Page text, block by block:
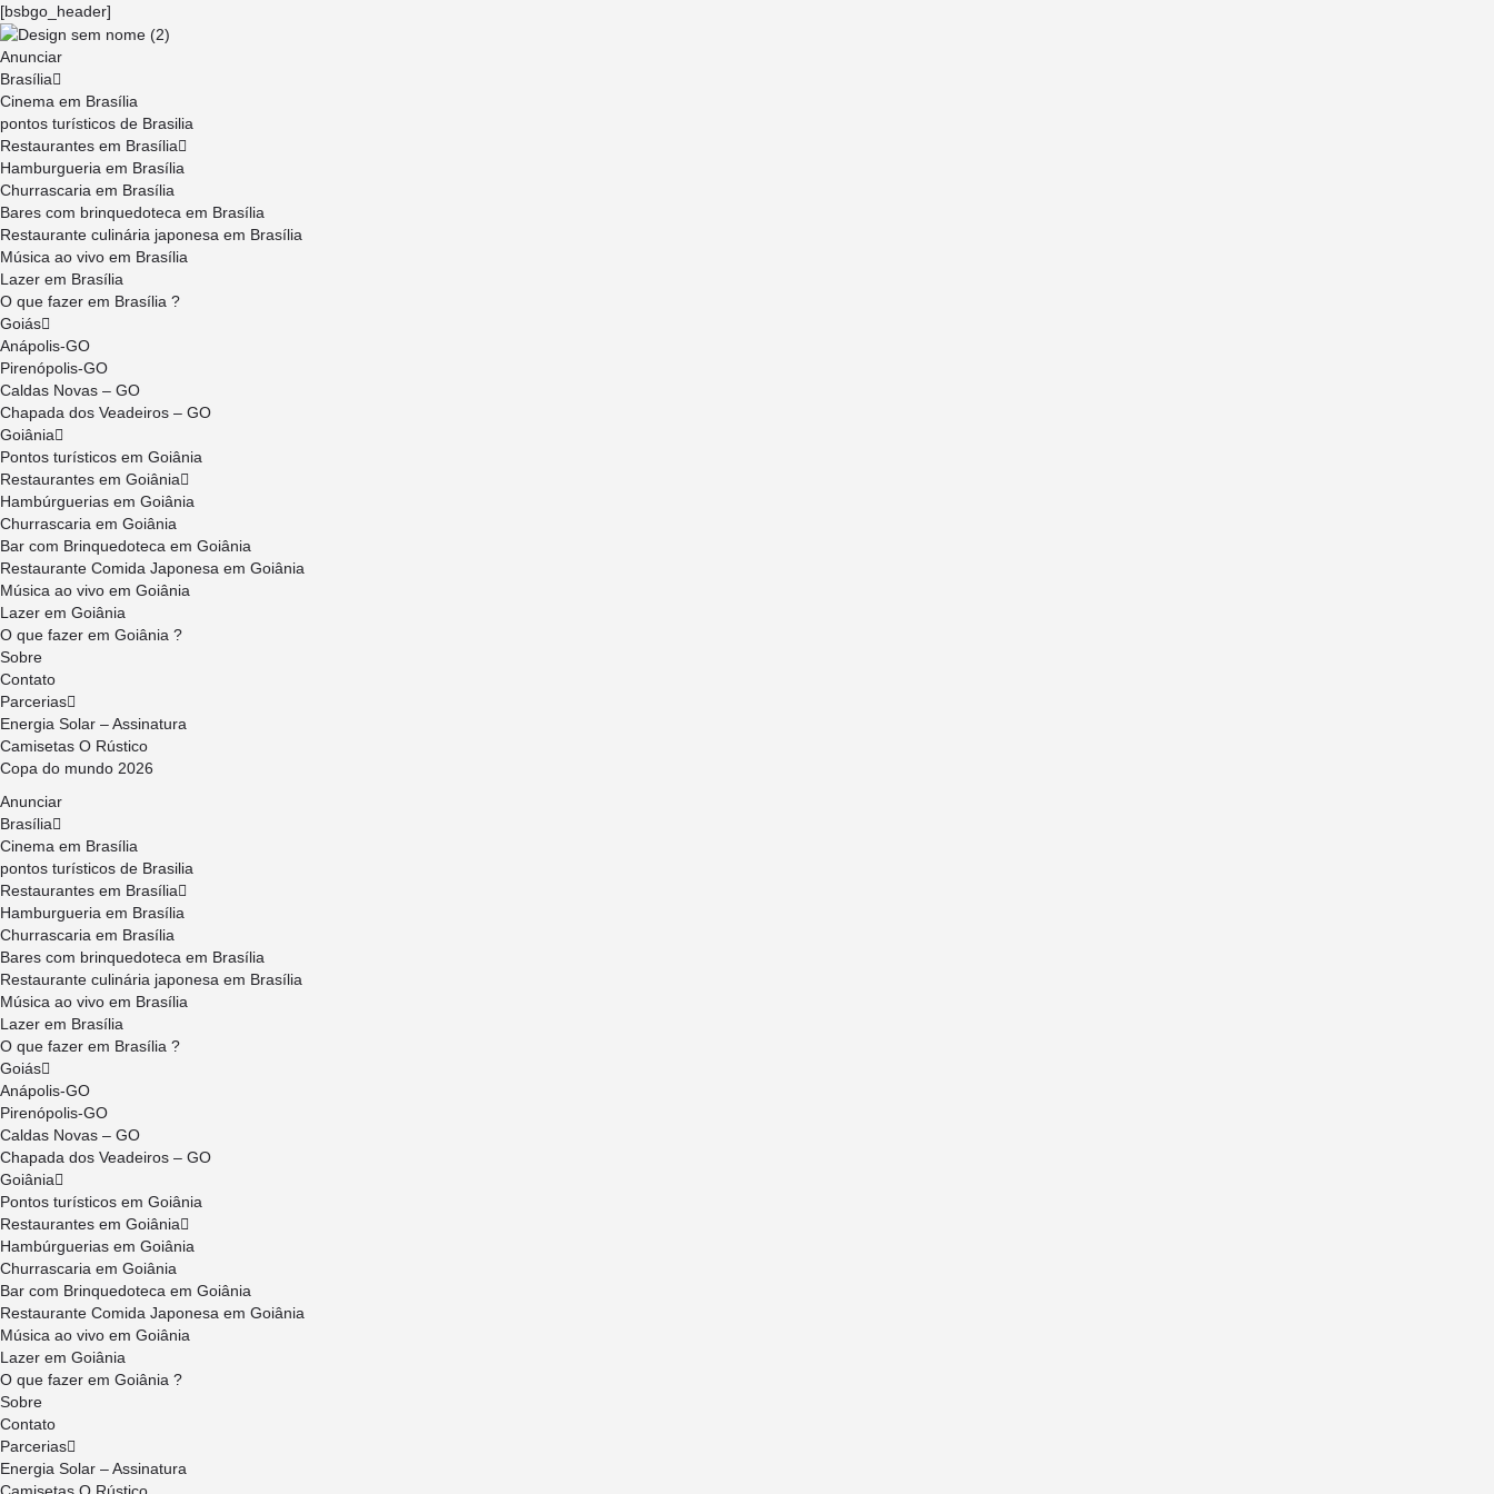
[bsbgo_header]
Anunciar
Brasília
Cinema em Brasília
pontos turísticos de Brasilia
Restaurantes em Brasília
Hamburgueria em Brasília
Churrascaria em Brasília
Bares com brinquedoteca em Brasília
Restaurante culinária japonesa em Brasília
Música ao vivo em Brasília
Lazer em Brasília
O que fazer em Brasília ?
Goiás
Anápolis-GO
Pirenópolis-GO
Caldas Novas – GO
Chapada dos Veadeiros – GO
Goiânia
Pontos turísticos em Goiânia
Restaurantes em Goiânia
Hambúrguerias em Goiânia
Churrascaria em Goiânia
Bar com Brinquedoteca em Goiânia
Restaurante Comida Japonesa em Goiânia
Música ao vivo em Goiânia
Lazer em Goiânia
O que fazer em Goiânia ?
Sobre
Contato
Parcerias
Energia Solar – Assinatura
Camisetas O Rústico
Copa do mundo 2026
Anunciar
Brasília
Cinema em Brasília
pontos turísticos de Brasilia
Restaurantes em Brasília
Hamburgueria em Brasília
Churrascaria em Brasília
Bares com brinquedoteca em Brasília
Restaurante culinária japonesa em Brasília
Música ao vivo em Brasília
Lazer em Brasília
O que fazer em Brasília ?
Goiás
Anápolis-GO
Pirenópolis-GO
Caldas Novas – GO
Chapada dos Veadeiros – GO
Goiânia
Pontos turísticos em Goiânia
Restaurantes em Goiânia
Hambúrguerias em Goiânia
Churrascaria em Goiânia
Bar com Brinquedoteca em Goiânia
Restaurante Comida Japonesa em Goiânia
Música ao vivo em Goiânia
Lazer em Goiânia
O que fazer em Goiânia ?
Sobre
Contato
Parcerias
Energia Solar – Assinatura